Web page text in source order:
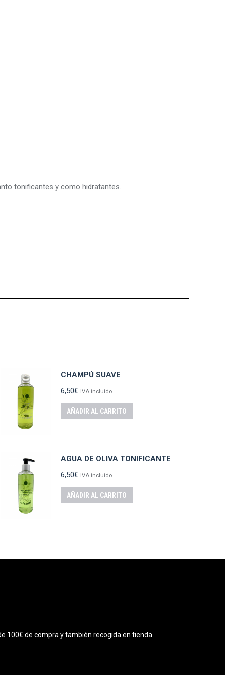
tonificantes y como hidratantes.
CHAMPÚ SUAVE
6,50€ IVA incluido
AÑADIR AL CARRITO
AGUA DE OLIVA TONIFICANTE
6,50€ IVA incluido
AÑADIR AL CARRITO
100€ de compra y también recogida en tienda.